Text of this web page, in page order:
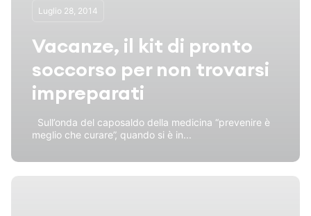
Luglio 28, 2014
Vacanze, il kit di pronto
soccorso per non trovarsi
impreparati
Sull’onda del caposaldo della medicina “prevenire è
meglio che curare”, quando si è in...